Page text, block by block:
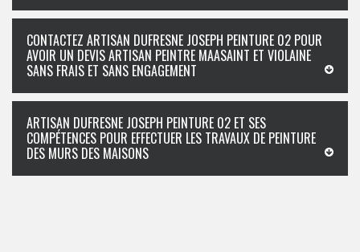
CONTACTEZ ARTISAN DUFRESNE JOSEPH PEINTURE 02 POUR
AVOIR UN DEVIS ARTISAN PEINTRE MAASAINT ET VIOLAINE
SANS FRAIS ET SANS ENGAGEMENT
ARTISAN DUFRESNE JOSEPH PEINTURE 02 ET SES
COMPÉTENCES POUR EFFECTUER LES TRAVAUX DE PEINTURE
DES MURS DES MAISONS